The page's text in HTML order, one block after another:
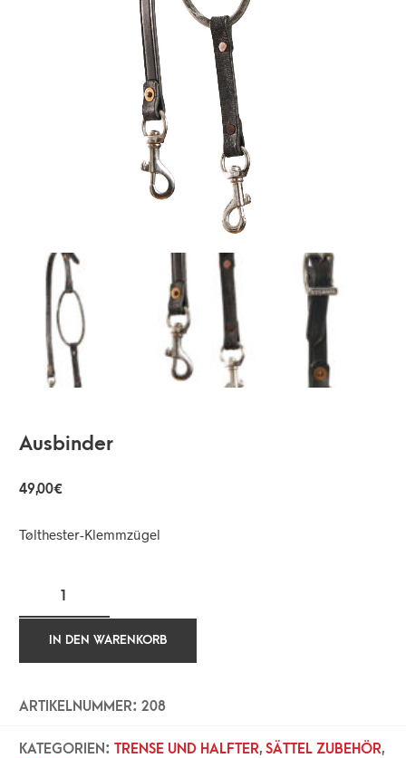
Ausbinder
49,00€
Tølthester-Klemmzügel
IN DEN WARENKORB
ARTIKELNUMMER: 208
KATEGORIEN: TRENSE UND HALFTER, SÄTTEL ZUBEHÖR,